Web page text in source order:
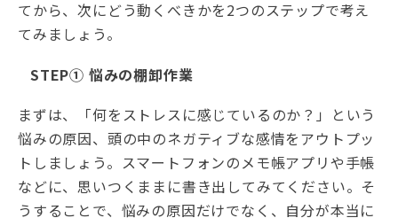
てから、次にどう動くべきかを2つのステップで考え
てみましょう。
STEP① 悩みの棚卸作業
まずは、「何をストレスに感じているのか？」という
悩みの原因、頭の中のネガティブな感情をアウトプッ
トしましょう。スマートフォンのメモ帳アプリや手帳
などに、思いつくままに書き出してみてください。そ
うすることで、悩みの原因だけでなく、自分が本当に